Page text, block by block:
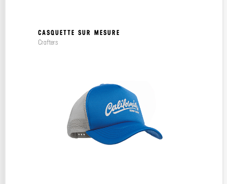
CASQUETTE SUR MESURE
Crafters